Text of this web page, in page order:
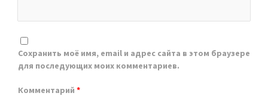
Сохранить моё имя, email и адрес сайта в этом браузере
для последующих моих комментариев.
Комментарий *